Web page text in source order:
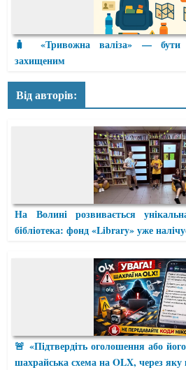
🧳 «Тривожна валіза» — бути
захищеним
Від авторів:
На Волині розвивається
бібліотека: фонд «Library» уже
🚨 «Підтвердіть оголошення або
шахрайська схема на OLX, через